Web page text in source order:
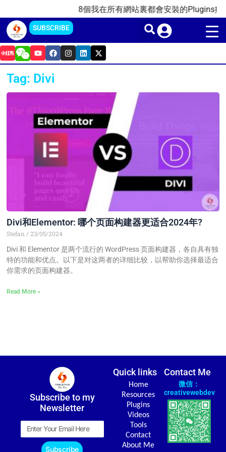
content
8個我在所有網站裏都會安裝的Plugins插
SUBSCRIBE
Y
o
u
u
e
F
a
c
e
b
o
I
n
s
r
m
L
i
n
i
X
-
t
t
r
Tag: Divi
Divi和Elementor: 哪个页面构建器更适合2024年?
Stefan
23/05/2024
Divi 和 Elementor 是两个流行的 WordPress 页面构建器，各自具有独
特的功能和优点。以下是对这两者的详细比较，以帮助你选择最适合
你需求的页面构建器。
Read More »
Subscribe to my
Newsletter
Email
Subscribe
Quick links
Home
Resources
Plugins
Videos
Tools
Contact
About Me
Contact Me
微信：
creativewebdev